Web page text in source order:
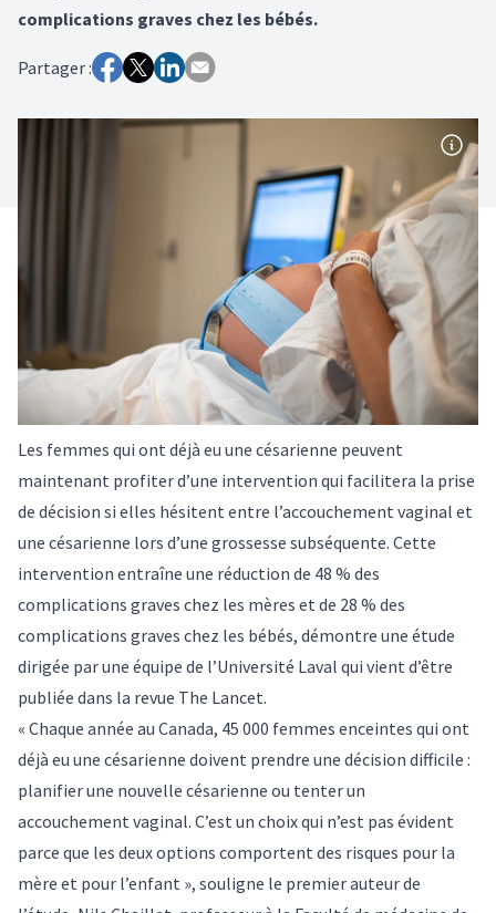
complications graves chez les bébés.
Partager :
Les femmes qui ont déjà eu une césarienne peuvent
maintenant profiter d’une intervention qui facilitera la prise
de décision si elles hésitent entre l’accouchement vaginal et
une césarienne lors d’une grossesse subséquente. Cette
intervention entraîne une réduction de 48 % des
complications graves chez les mères et de 28 % des
complications graves chez les bébés, démontre une étude
dirigée par une équipe de l’Université Laval qui vient d’être
publiée dans la revue The Lancet.
« Chaque année au Canada, 45 000 femmes enceintes qui ont
déjà eu une césarienne doivent prendre une décision difficile :
planifier une nouvelle césarienne ou tenter un
accouchement vaginal. C’est un choix qui n’est pas évident
parce que les deux options comportent des risques pour la
mère et pour l’enfant », souligne le premier auteur de